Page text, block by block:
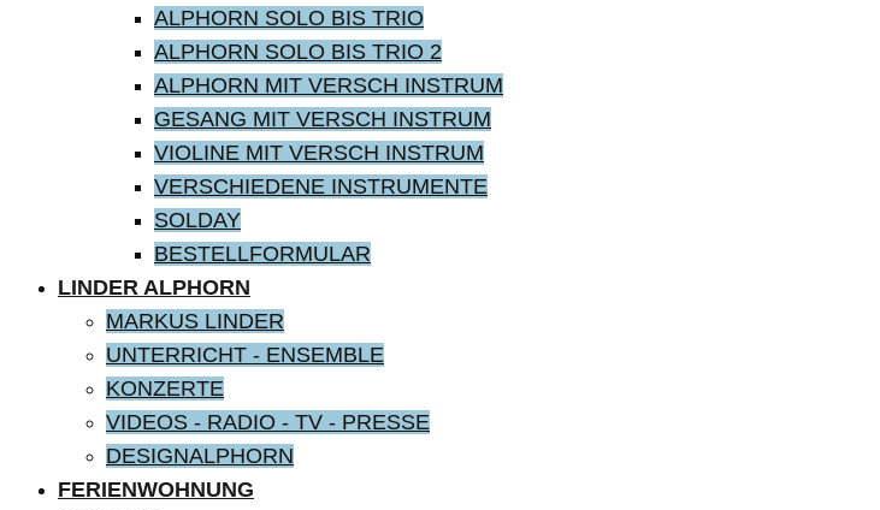
ALPHORN SOLO BIS TRIO
ALPHORN SOLO BIS TRIO 2
ALPHORN MIT VERSCH INSTRUM
GESANG MIT VERSCH INSTRUM
VIOLINE MIT VERSCH INSTRUM
VERSCHIEDENE INSTRUMENTE
SOLDAY
BESTELLFORMULAR
LINDER ALPHORN
MARKUS LINDER
UNTERRICHT - ENSEMBLE
KONZERTE
VIDEOS - RADIO - TV - PRESSE
DESIGNALPHORN
FERIENWOHNUNG